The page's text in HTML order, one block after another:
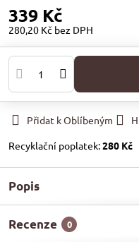
339 Kč
280,20 Kč bez DPH
Přidat k Oblíbeným
Recyklační poplatek:280 Kč
Popis
Recenze 0